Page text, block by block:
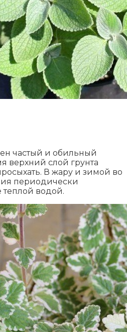
частый и обильный
верхний слой грунта
В жару и зимой во
периодически
водой.